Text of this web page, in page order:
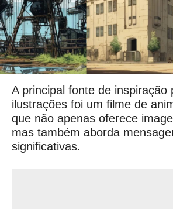
A principal fonte de inspiração
ilustrações foi um filme de
que não apenas oferece
mas também aborda
significativas.